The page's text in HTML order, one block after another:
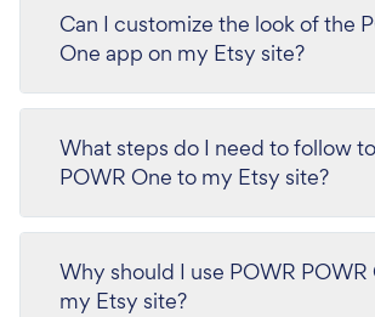
Can I customize the look of the
One app on my Etsy site?
What steps do I need to follow
POWR One to my Etsy site?
Why should I use POWR POWR
my Etsy site?